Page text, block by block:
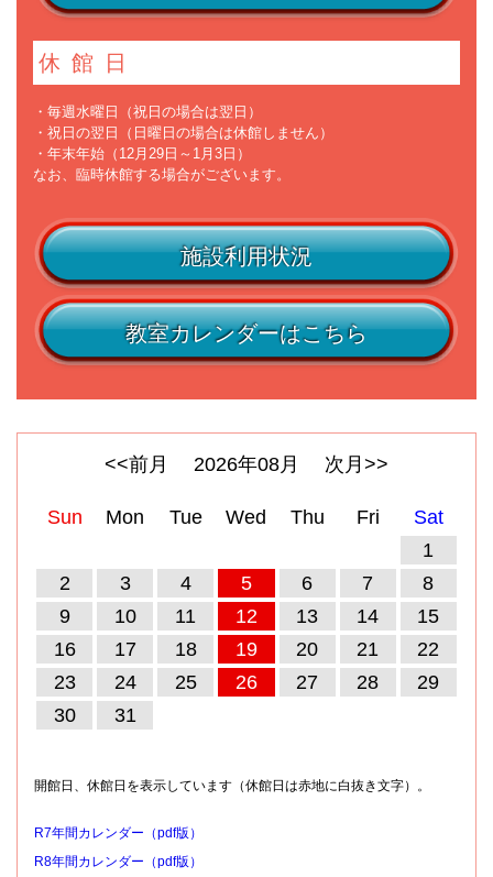
休館日
・毎週水曜日（祝日の場合は翌日）
・祝日の翌日（日曜日の場合は休館しません）
・年末年始（12月29日～1月3日）
なお、臨時休館する場合がございます。
施設利用状況
教室カレンダーはこちら
<<前月 2026年08 月 次月>>
Sun Mon Tue Wed Thu Fri
Sat
1
2
3 4 5 6 7
8
9
10 11 12 13 14
15
16
17 18 19 20 21
22
23
24 25 26 27 28
29
30
31
開館日、休館日を表示しています（休館日は赤地に白抜き文字）。
R7年間カレンダー（pdf版）
R8年間カレンダー（pdf版）